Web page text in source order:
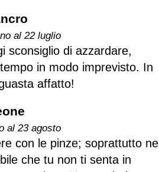
al 22 luglio
sconsiglio di azzardare,
in modo imprevisto. In
affatto!
al 23 agosto
con le pinze; soprattutto nel
che tu non ti senta in